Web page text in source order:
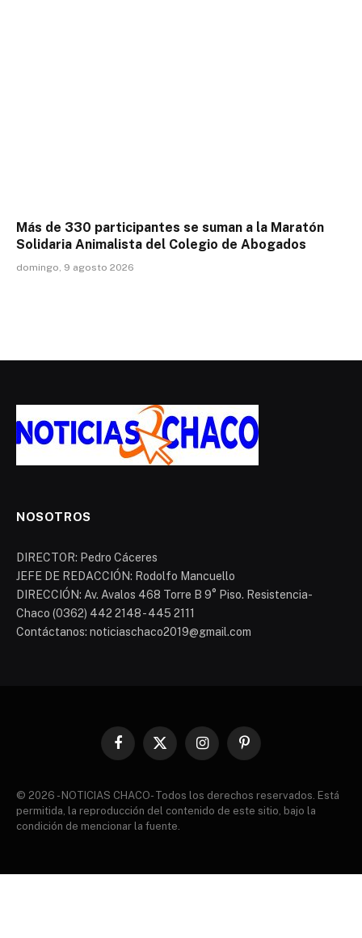
Más de 330 participantes se suman a la Maratón
Solidaria Animalista del Colegio de Abogados
domingo, 9 agosto 2026
NOSOTROS
DIRECTOR: Pedro Cáceres
JEFE DE REDACCIÓN: Rodolfo Mancuello
DIRECCIÓN: Av. Avalos 468 Torre B 9° Piso. Resistencia-
Chaco (0362) 442 2148 - 445 2111
Contáctanos: noticiaschaco2019@gmail.com
Facebook
X
InstagramPinterest
© 2026 - NOTICIAS CHACO- Todos los derechos reservados. Está
permitida, la reproducción del contenido de este sitio, bajo la
condición de mencionar la fuente.